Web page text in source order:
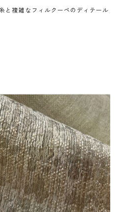
と複雑なフィルクーペのディテール